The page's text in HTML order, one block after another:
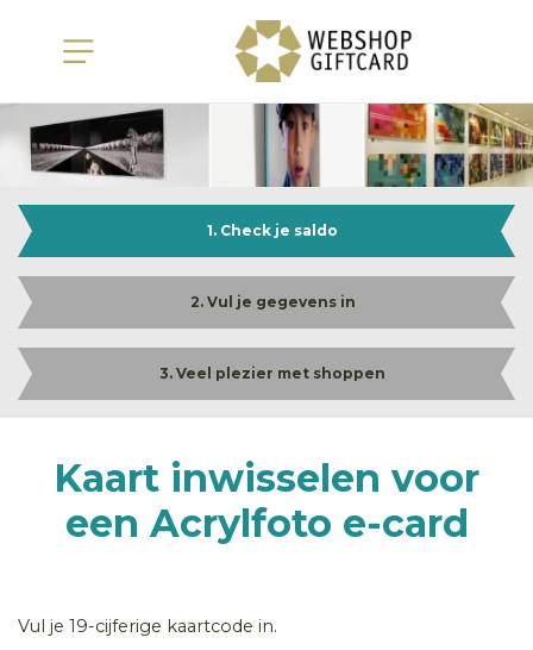
1. Check je saldo
2. Vul je gegevens in
3. Veel plezier met shoppen
Kaart inwisselen voor
een Acrylfoto e-card
Vul je 19-cijferige kaartcode in.